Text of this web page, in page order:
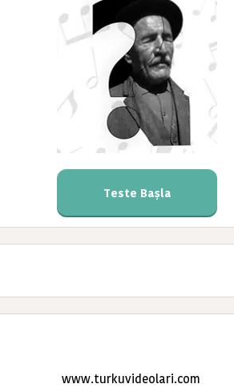
Teste Başla
www.turkuvideolari.com